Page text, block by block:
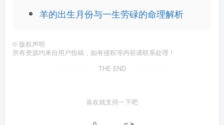
羊的出生月份与一生劳碌的命理解析
© 版权声明
所有资源均来自用户投稿，如有侵权等内容请联系处理！
THE END
喜欢就支持一下吧